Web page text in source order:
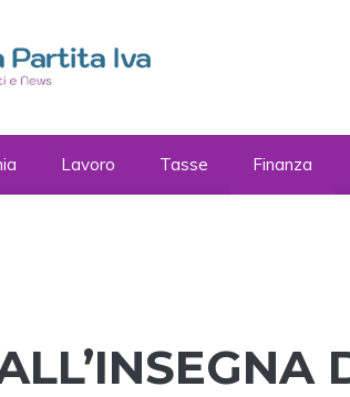
Lavoro Tasse Finanza